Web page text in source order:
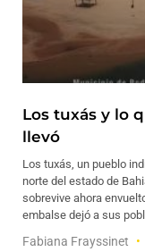
Los tuxás y lo
llevó
Los tuxás, un pueblo
norte del estado de
sobrevive ahora
embalse dejó a sus
Fabiana Frayssinet